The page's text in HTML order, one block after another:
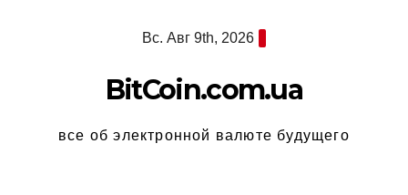
Вс. Авг 9th, 2026
BitCoin.com.ua
все об электронной валюте будущего